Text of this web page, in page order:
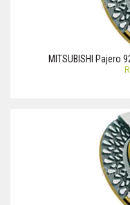
MITSUBISHI Pajero